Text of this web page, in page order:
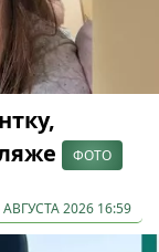
ФОТО
АВГУСТА 2026 16:59